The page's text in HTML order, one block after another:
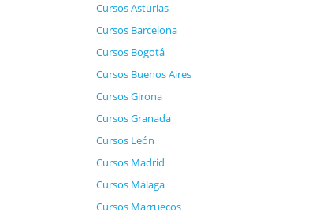
Cursos Asturias
Cursos Barcelona
Cursos Bogotá
Cursos Buenos Aires
Cursos Girona
Cursos Granada
Cursos León
Cursos Madrid
Cursos Málaga
Cursos Marruecos